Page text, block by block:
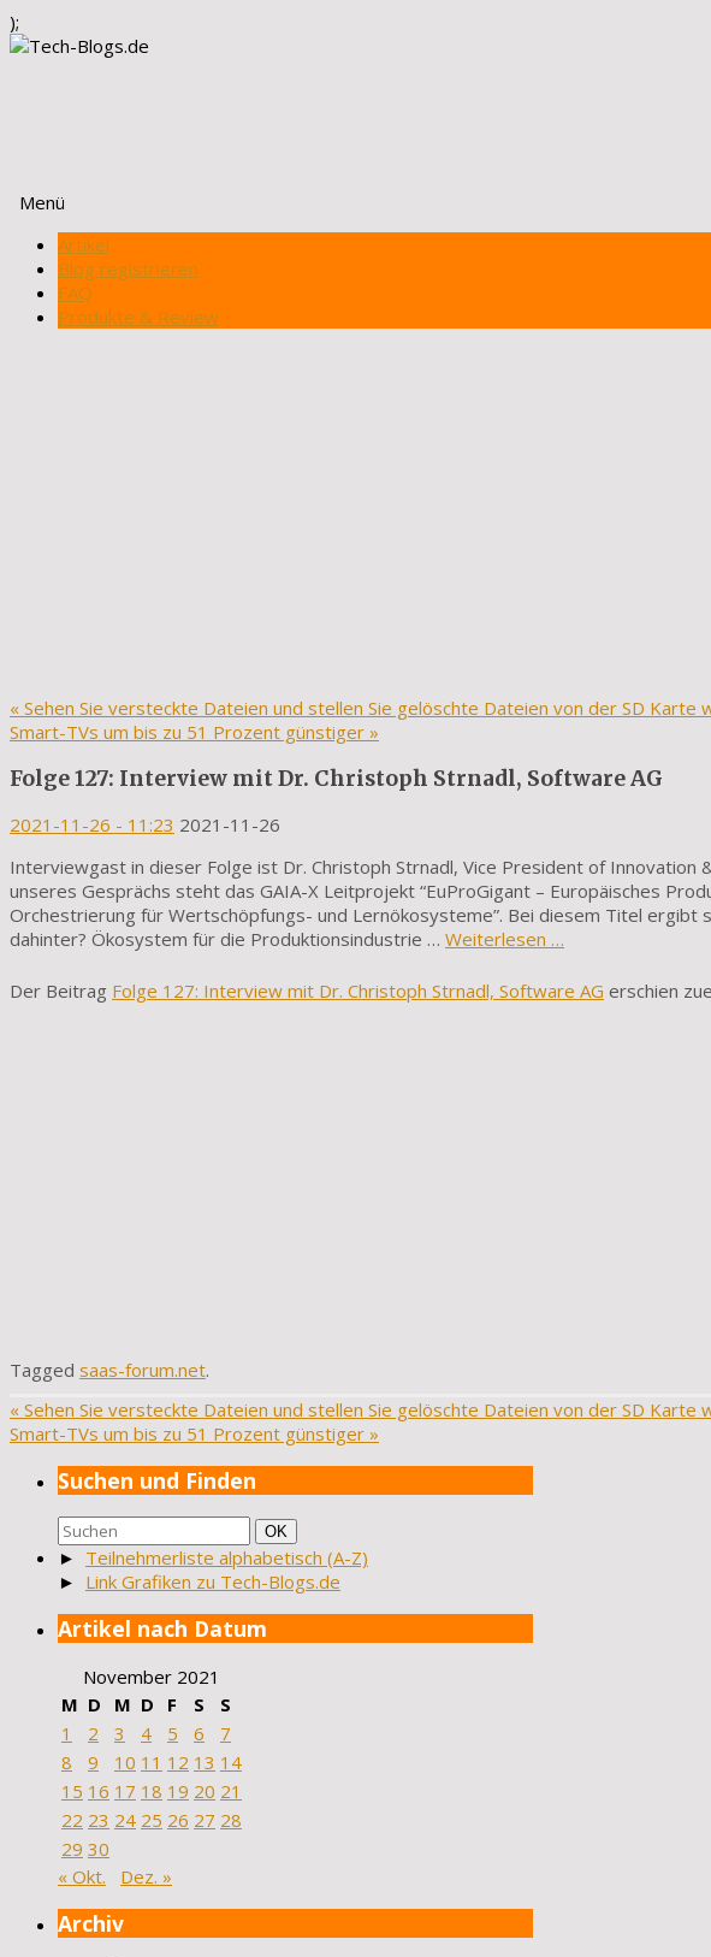
);
Menü
Zum
Inhalt
springen
Artikel
Blog registrieren
FAQ
Produkte & Review
« Sehen Sie versteckte Dateien und stellen Sie gelöschte Dateien von der SD Karte
Smart-TVs um bis zu 51 Prozent günstiger »
Folge 127: Interview mit Dr. Christoph Strnadl, Software AG
2021-11-26 - 11:23 2021-11-26
Interviewgast in dieser Folge ist Dr. Christoph Strnadl, Vice President of
unseres Gesprächs steht das GAIA-X Leitprojekt “EuProGigant – Europäisches
Orchestrierung für Wertschöpfungs- und Lernökosysteme”. Bei diesem Titel ergibt
dahinter? Ökosystem für die Produktionsindustrie … Weiterlesen …
Der Beitrag Folge 127: Interview mit Dr. Christoph Strnadl, Software AG erschien
Tagged saas-forum.net.
« Sehen Sie versteckte Dateien und stellen Sie gelöschte Dateien von der SD Karte
Smart-TVs um bis zu 51 Prozent günstiger »
Suchen und Finden
Suchen
nach:
Suchen
OK
► Teilnehmerliste alphabetisch (A-Z)
► Link Grafiken zu Tech-Blogs.de
Artikel nach Datum
November 2021
M D M D F S
S
1
2 3 4 5 6
7
8
9 10 11 12 13 14
15 16 17 18 19 20 21
22 23 24 25 26 27 28
29 30
« Okt.
Dez. »
Archiv